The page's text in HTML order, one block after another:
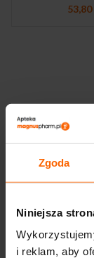
Zgoda
Niniejsza
i reklam, aby
53,80